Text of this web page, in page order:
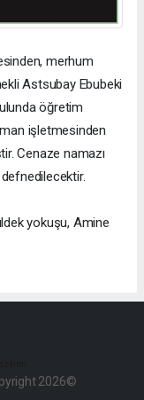
merhum
Astsubay Ebubeki
öğretim
işletmesinden
Cenaze namazı
defnedilecektir.
yokuşu, Amine
2026©